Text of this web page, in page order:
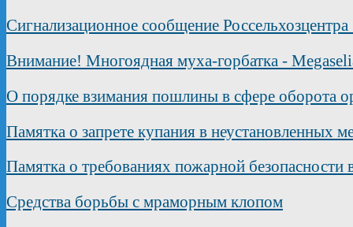
Сигнализационное сообщение
Внимание! Многоядная муха-горбатка -
О порядке взимания пошлины в сфере оборота
Памятка о запрете купания в неустановленных
Памятка о требованиях пожарной
Средства борьбы с мраморным клопом